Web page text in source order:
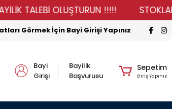
OLUŞTURUN !!!!! STOKLARIMIZ
Görmek İçin Bayi Girişi Yapınız
Bayi
Girişi
Bayilik
Başvurusu
Sepetim
Giriş Yapınız